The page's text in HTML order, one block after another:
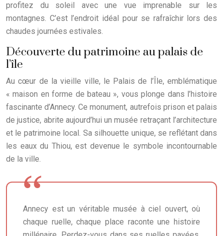
profitez du soleil avec une vue imprenable sur les
montagnes. C’est l’endroit idéal pour se rafraîchir lors des
chaudes journées estivales.
Découverte du patrimoine au palais de
l’île
Au cœur de la vieille ville, le Palais de l’Île, emblématique
« maison en forme de bateau », vous plonge dans l’histoire
fascinante d’Annecy. Ce monument, autrefois prison et palais
de justice, abrite aujourd’hui un musée retraçant l’architecture
et le patrimoine local. Sa silhouette unique, se reflétant dans
les eaux du Thiou, est devenue le symbole incontournable
de la ville.
Annecy est un véritable musée à ciel ouvert, où
chaque ruelle, chaque place raconte une histoire